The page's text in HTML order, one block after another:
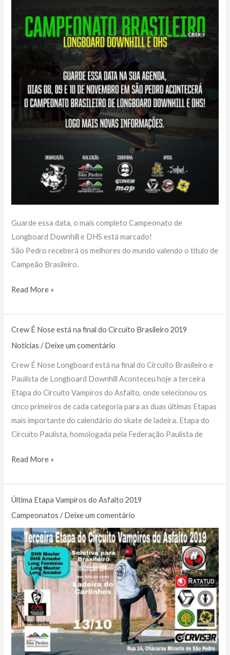
Guarde essa data, o mais completo Campeonato de
Longboard Downhill e DHS está marcado!
São Pedro receberá os melhores do mundo valendo o título de
Campeão Brasileiro.
Etapa
do
Circuito
Brasileiro
2019
Read More »
Crew É Nose está na final do Circuito Brasileiro 2019
Notícias /Deixe um comentário
Crew É Nose Longboard está na final do Circuito Brasileiro e
Paulista de Longboard Downhill Aconteceu hoje a terceira
Etapa do Circuito Vampiros do Asfalto, onde selecionou os
cinco primeiros de cada categoria para as duas últimas Etapas
mais importante do calendário do skate de ladeira. Etapa do
Circuito Paulista, homologada pela Federação Paulista de
Crew
Nose
está
na
final
do
Circuito
Brasileiro
2019
Read More »
Última Etapa Vampiros do Asfalto 2019
Campeonatos /Deixe um comentário